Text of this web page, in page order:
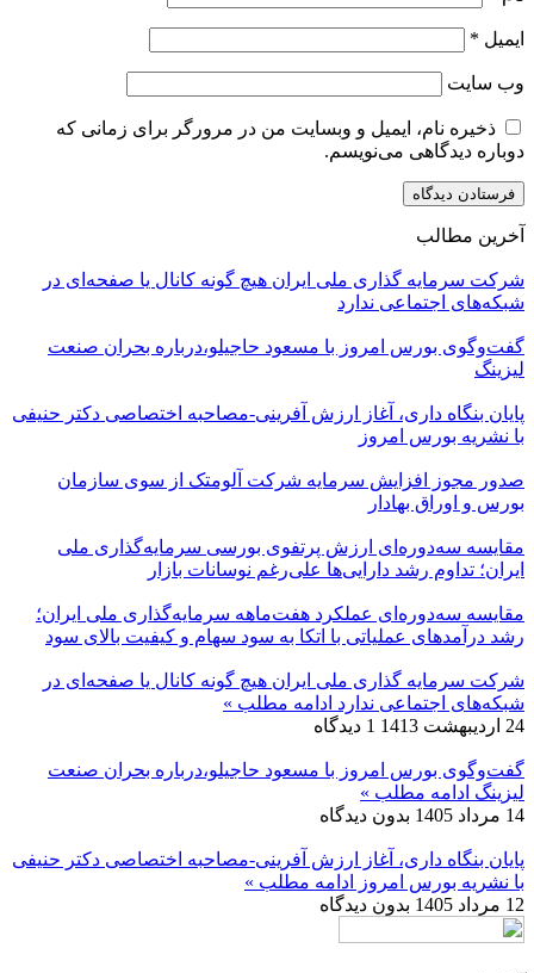
ایمیل *
وب‌ سایت
ذخیره نام، ایمیل و وبسایت من در مرورگر برای زمانی که
دوباره دیدگاهی می‌نویسم.
آخرین مطالب
شرکت سرمایه گذاری ملی ایران هیچ گونه کانال یا صفحه‌ای در
شبکه‌های اجتماعی ندارد
گفت‌وگوی بورس امروز با مسعود حاجیلو،درباره بحران صنعت
لیزینگ
پایان بنگاه داری، آغاز ارزش آفرینی-مصاحبه اختصاصی دکتر حنیفی
با نشریه بورس امروز
صدور مجوز افزایش سرمایه شرکت آلومتک از سوی سازمان
بورس و اوراق بهادار
مقایسه سه‌دوره‌ای ارزش پرتفوی بورسی سرمایه‌گذاری ملی
ایران؛ تداوم رشد دارایی‌ها علی‌رغم نوسانات بازار
مقایسه سه‌دوره‌ای عملکرد هفت‌ماهه سرمایه‌گذاری ملی ایران؛
رشد درآمدهای عملیاتی با اتکا به سود سهام و کیفیت بالای سود
شرکت سرمایه گذاری ملی ایران هیچ گونه کانال یا صفحه‌ای در
شبکه‌های اجتماعی ندارد ادامه مطلب »
24 اردیبهشت 1413
1 دیدگاه
گفت‌وگوی بورس امروز با مسعود حاجیلو،درباره بحران صنعت
لیزینگ ادامه مطلب »
14 مرداد 1405
بدون دیدگاه
پایان بنگاه داری، آغاز ارزش آفرینی-مصاحبه اختصاصی دکتر حنیفی
با نشریه بورس امروز
ادامه مطلب »
12 مرداد 1405
بدون دیدگاه